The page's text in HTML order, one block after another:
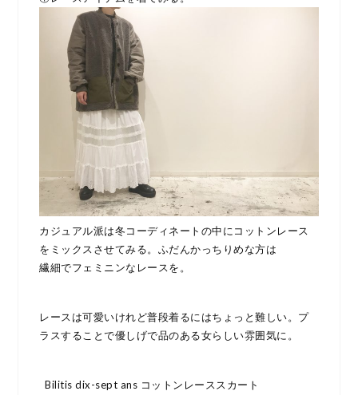
カジュアル派は冬コーディネートの中にコットンレース
をミックスさせてみる。ふだんかっちりめな方は
繊細でフェミニンなレースを。
レースは可愛いけれど普段着るにはちょっと難しい。プ
ラスすることで優しげで品のある女らしい雰囲気に。
Bilitis dix-sept ans コットンレーススカート